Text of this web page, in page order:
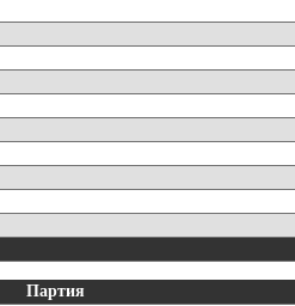
Партия